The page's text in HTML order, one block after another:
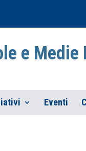
e Medie
Eventi